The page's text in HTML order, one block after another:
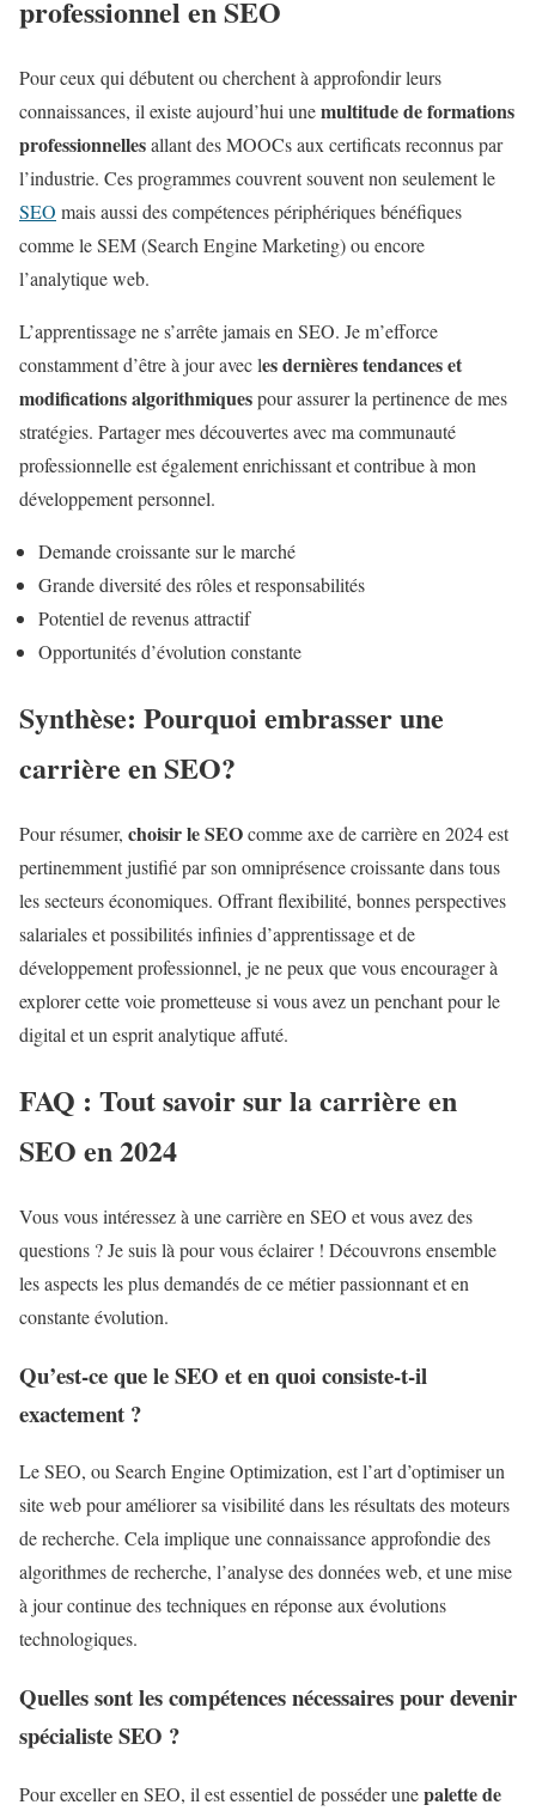
professionnel en SEO
Pour ceux qui débutent ou cherchent à approfondir leurs
connaissances, il existe aujourd’hui unemultitude de formations
professionnellesallant des MOOCs aux certificats reconnus par
l’industrie. Ces programmes couvrent souvent non seulement le
SEO mais aussi des compétences périphériques bénéfiques
comme le SEM (Search Engine Marketing) ou encore
l’analytique web.
L’apprentissage ne s’arrête jamais en SEO. Je m’efforce
constamment d’être à jour avec les dernières tendances et
modifications algorithmiquespour assurer la pertinence de mes
stratégies. Partager mes découvertes avec ma communauté
professionnelle est également enrichissant et contribue à mon
développement personnel.
Demande croissante sur le marché
Grande diversité des rôles et responsabilités
Potentiel de revenus attractif
Opportunités d’évolution constante
Synthèse: Pourquoi embrasser une
carrière en SEO?
Pour résumer, choisir le SEOcomme axe de carrière en 2024 est
pertinemment justifié par son omniprésence croissante dans tous
les secteurs économiques. Offrant flexibilité, bonnes perspectives
salariales et possibilités infinies d’apprentissage et de
développement professionnel, je ne peux que vous encourager à
explorer cette voie prometteuse si vous avez un penchant pour le
digital et un esprit analytique affuté.
FAQ : Tout savoir sur la carrière en
SEO en 2024
Vous vous intéressez à une carrière en SEO et vous avez des
questions ? Je suis là pour vous éclairer ! Découvrons ensemble
les aspects les plus demandés de ce métier passionnant et en
constante évolution.
Qu’est-ce que le SEO et en quoi consiste-t-il
exactement ?
Le SEO, ou Search Engine Optimization, est l’art d’optimiser un
site web pour améliorer sa visibilité dans les résultats des moteurs
de recherche. Cela implique une connaissance approfondie des
algorithmes de recherche, l’analyse des données web, et une mise
à jour continue des techniques en réponse aux évolutions
technologiques.
Quelles sont les compétences nécessaires pour devenir
spécialiste SEO ?
Pour exceller en SEO, il est essentiel de posséder unepalette de